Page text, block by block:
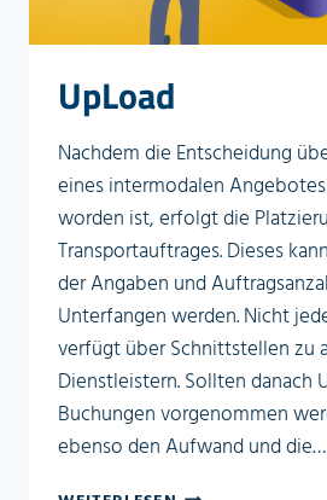
UpLoad
Nachdem die Entscheidung
eines intermodalen
worden ist, erfolgt die
Transportauftrages. Dieses
der Angaben und
Unterfangen werden. Nicht
verfügt über Schnittstellen zu
Dienstleistern. Sollten danach
Buchungen vorgenommen
ebenso den Aufwand und die…